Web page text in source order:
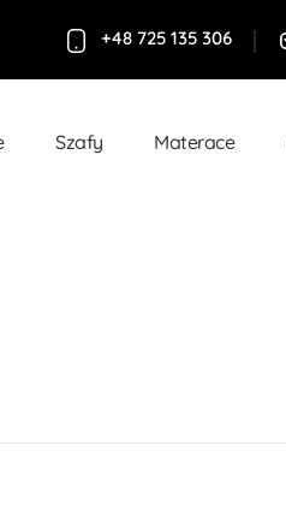
+48 725 135 306
Szafy Materace